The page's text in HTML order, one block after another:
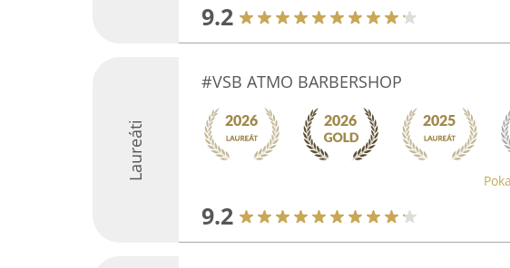
9.2
Laureáti
#VSB ATMO BARBERSHOP
9.2